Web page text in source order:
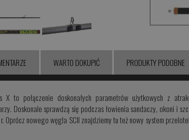
WARTO DOKUPIĆ PRODUKTY PODOBNE
X to połączenie doskonałych parametrów użytkowych z
Doskonale sprawdzą się podczas łowienia sandaczy, okoni i
Oprócz nowego węgla SCII znajdziemy tu też nowy system